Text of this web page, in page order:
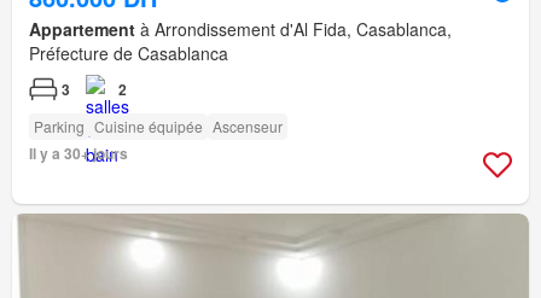
Appartement à Arrondissement d'Al Fida, Casablanca,
Préfecture de Casablanca
3 2
Parking Cuisine équipée Ascenseur
Il y a 30+ jours